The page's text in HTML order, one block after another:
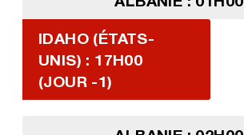
IDAHO (ÉTATS-
UNIS) : 17H00
(JOUR -1)